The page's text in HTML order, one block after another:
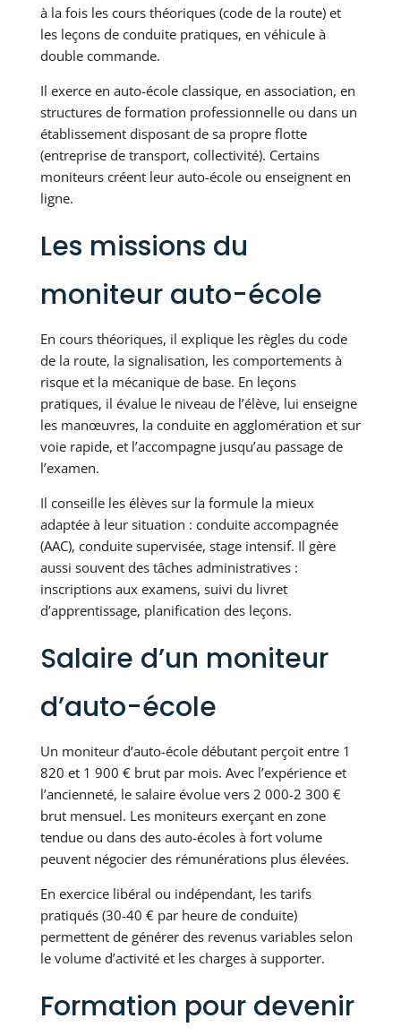
à la fois les cours théoriques (code de la route) et
les leçons de conduite pratiques, en véhicule à
double commande.
Il exerce en auto-école classique, en association, en
structures de formation professionnelle ou dans un
établissement disposant de sa propre flotte
(entreprise de transport, collectivité). Certains
moniteurs créent leur auto-école ou enseignent en
ligne.
Les missions du
moniteur auto-école
En cours théoriques, il explique les règles du code
de la route, la signalisation, les comportements à
risque et la mécanique de base. En leçons
pratiques, il évalue le niveau de l’élève, lui enseigne
les manœuvres, la conduite en agglomération et sur
voie rapide, et l’accompagne jusqu’au passage de
l’examen.
Il conseille les élèves sur la formule la mieux
adaptée à leur situation : conduite accompagnée
(AAC), conduite supervisée, stage intensif. Il gère
aussi souvent des tâches administratives :
inscriptions aux examens, suivi du livret
d’apprentissage, planification des leçons.
Salaire d’un moniteur
d’auto-école
Un moniteur d’auto-école débutant perçoit entre 1
820 et 1 900 € brut par mois. Avec l’expérience et
l’ancienneté, le salaire évolue vers 2 000-2 300 €
brut mensuel. Les moniteurs exerçant en zone
tendue ou dans des auto-écoles à fort volume
peuvent négocier des rémunérations plus élevées.
En exercice libéral ou indépendant, les tarifs
pratiqués (30-40 € par heure de conduite)
permettent de générer des revenus variables selon
le volume d’activité et les charges à supporter.
Formation pour devenir